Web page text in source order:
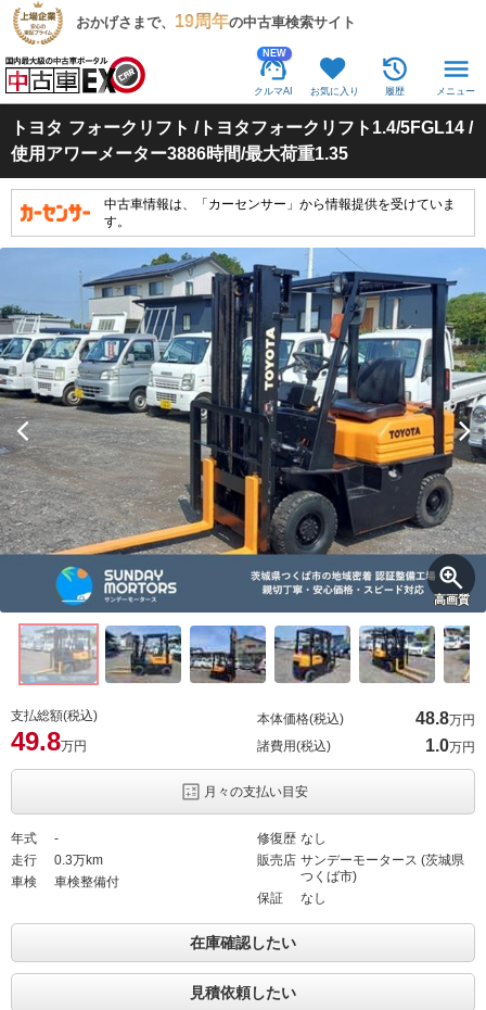
おかげさまで、 19周年の中古車検索サイト
NEW
クルマAI お気に入り 履歴 メニュー
トヨタ フォークリフト /トヨタフォークリフト1.4/5FGL14 /
使用アワーメーター3886時間/最大荷重1.35
中古車情報は、「カーセンサー」から情報提供を受けていま
す。
高画質
支払総額(税込)
49.8万円
本体価格(税込) 48.8万円
諸費用(税込)
1.0万円
月々の支払い目安
年式
-
走行
0.3万km
車検
車検整備付
修復歴 なし
販売店 サンデーモータース (茨城県
つくば市)
保証
なし
在庫確認したい
見積依頼したい